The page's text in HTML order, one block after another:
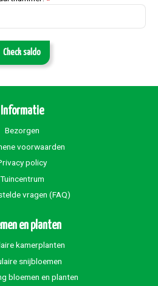
Check saldo
Informatie
Bezorgen
voorwaarden
policy
Tuincentrum
vragen (FAQ)
en planten
kamerplanten
snijbloemen
bloemen en planten